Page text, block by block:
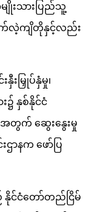
ျိုးသားပြည်သူ့
က်လဲ့ကျိတိုနှင့်လည်း
နှီးမြှုပ်နှံမှု၊
၌ နှစ်နိုင်ငံ
းအတွက် ဆွေးနွေးမှု
ဌာနက ဖော်ပြ
နိုင်ငံတော်တည်ငြိမ်